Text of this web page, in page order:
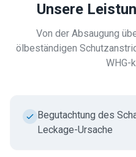
Unsere
Von der Absaugung
ölbeständigen
WHG-
Begutachtung des
Leckage-Ursache